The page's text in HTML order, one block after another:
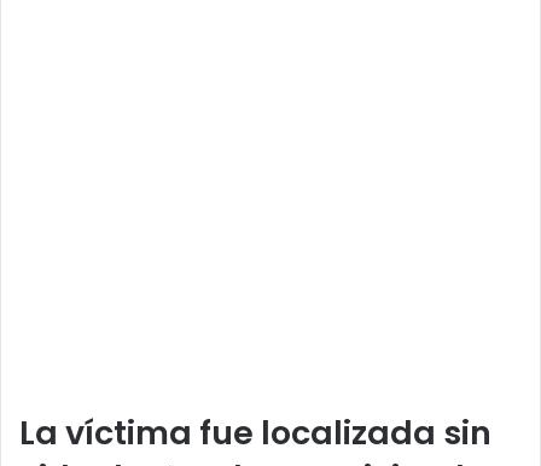
La víctima fue localizada sin